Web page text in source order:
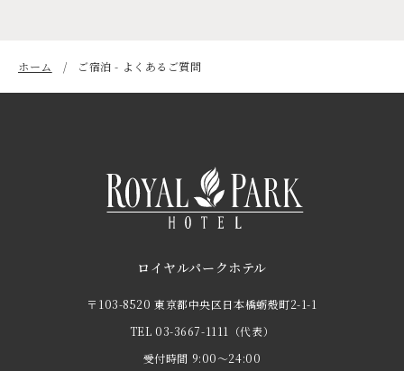
ホーム ご宿泊 - よくあるご質問
ロイヤルパークホテル
〒103-8520 東京都中央区日本橋蛎殻町2-1-1
TEL 03-3667-1111
（代表）
受付時間 9:00～24:00